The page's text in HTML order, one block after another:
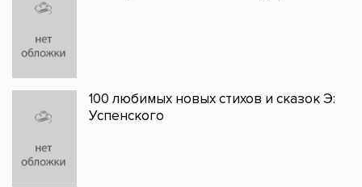
100 любимых новых стихов и сказок Э:
Успенского